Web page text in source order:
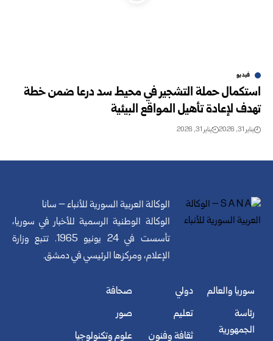
فيديو
استكمال حملة التشجير في محيط سد درعا ضمن خطة
تهدف لإعادة تأهيل المواقع البيئية
يناير 31, 2026 يناير 31, 2026
الوكالة العربية السورية للأنباء – سانا
الوكالة الوطنية الرسمية للأخبار في سوريا،
تأسست في 24 يونيو 1965. تتبع وزارة
الإعلام، ومركزها الرئيسي في دمشق.
سوريا والعالم
رئاسة
الجمهورية
دولي
تعليم
ثقافة وفنون
صحافة
صور
علوم وتكنولوجيا